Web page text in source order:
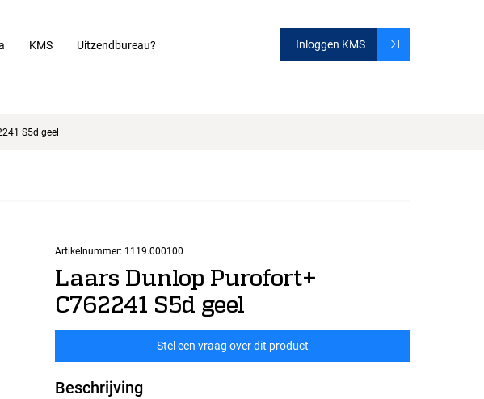
KMS Uitzendbureau? Inloggen KMS
S5d geel
Artikelnummer: 1119.000100
Laars Dunlop Purofort+
C762241 S5d geel
Stel een vraag over dit product
Beschrijving